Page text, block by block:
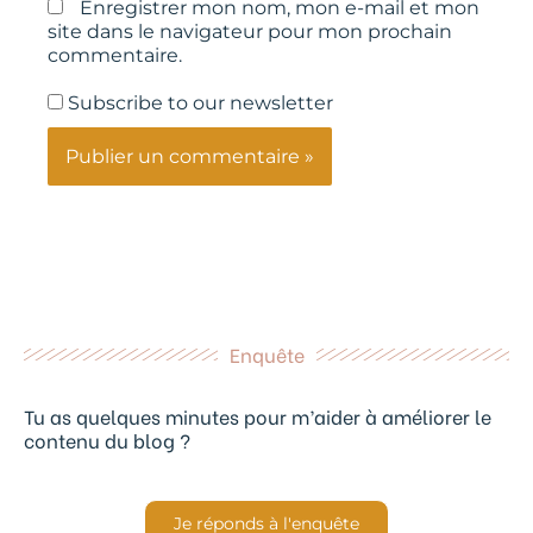
Enregistrer mon nom, mon e-mail et mon
site dans le navigateur pour mon prochain
commentaire.
Subscribe to our newsletter
Enquête
Tu as quelques minutes pour m’aider à améliorer le
contenu du blog ?
Je réponds à l'enquête